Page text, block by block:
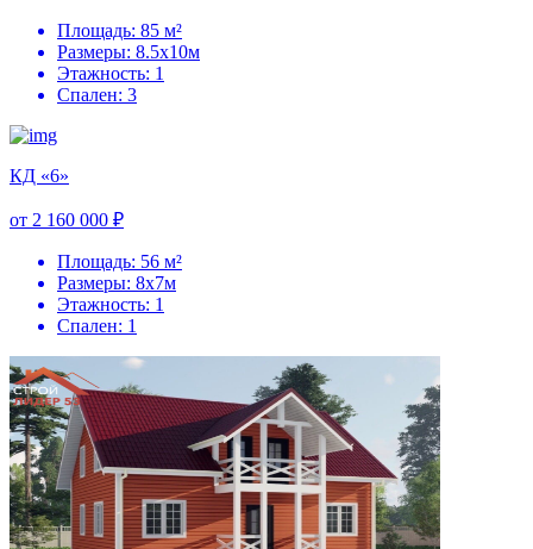
Площадь: 85 м²
Размеры: 8.5х10м
Этажность: 1
Спален: 3
КД «6»
от 2 160 000 ₽
Площадь: 56 м²
Размеры: 8х7м
Этажность: 1
Спален: 1